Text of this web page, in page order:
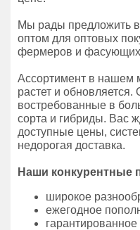
Мы рады предложить
оптом для оптовых
фермеров и фасующих
Ассортимент в нашем
растет и
востребованные в
сорта и гибриды. Вас
доступные цены,
недорогая доставка.
Наши конкурентные
широкое
ежегодное